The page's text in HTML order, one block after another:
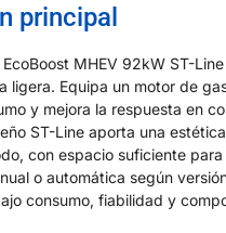
principal
EcoBoost MHEV 92kW ST-
ligera. Equipa un motor de
y mejora la respuesta en
ST-Line aporta una
con espacio suficiente
o automática según
consumo, fiabilidad y